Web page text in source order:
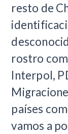
resto de
rostro
Interpol,
países
vamos a